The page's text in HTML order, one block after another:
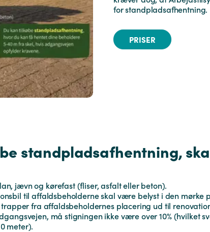
for standpladsafhentning.
PRISER
standpladsafhentning,
jævn og kørefast (fliser, asfalt eller beton).
til affaldsbeholderne skal være belyst i den mørke
fra affaldsbeholdernes placering ud til
‬må stigningen ikke være over 10%‭ (‬hvilket
‬meter‭).